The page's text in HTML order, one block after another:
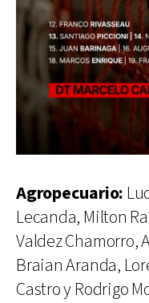
Agropecuario:
Lecanda, Milton
Valdez Chamorro,
Braian Aranda,
Castro y Rodrigo